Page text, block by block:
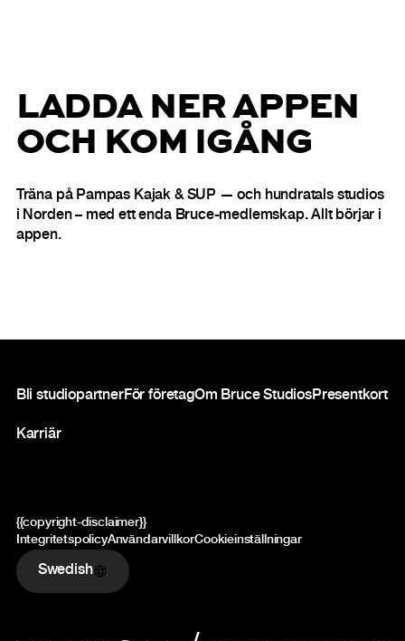
LADDA NER APPEN
OCH KOM IGÅNG
Träna på Pampas Kajak & SUP — och hundratals studios
i Norden – med ett enda Bruce-medlemskap. Allt börjar i
appen.
Bli studiopartnerFör företagOm Bruce StudiosPresentkort
Karriär
{{copyright-disclaimer}}
IntegritetspolicyAnvändarvillkorCookieinställningar
Swedish